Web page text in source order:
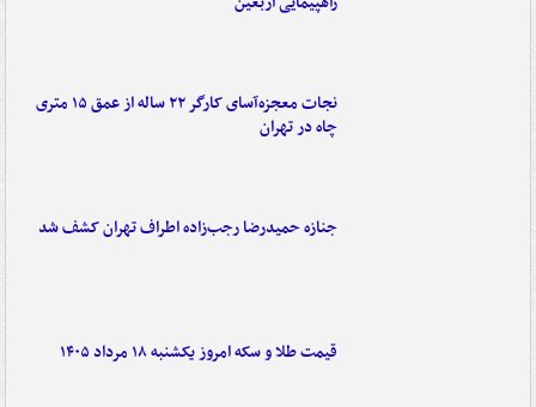
نجات معجزه‌آسای کارگر ۲۲ ساله از عمق ۱۵ متری
چاه در تهران
جنازه حمیدرضا رجب‌زاده اطراف تهران کشف شد
قیمت طلا و سکه امروز یکشنبه ۱۸ مرداد ۱۴۰۵